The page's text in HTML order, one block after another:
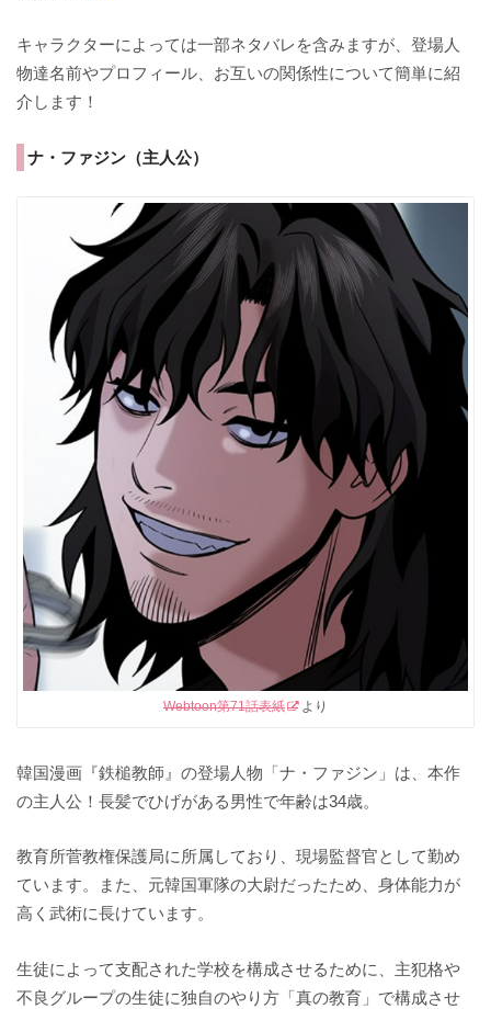
キャラクターによっては一部ネタバレを含みますが、登場人
物達名前やプロフィール、お互いの関係性について簡単に紹
介します！
ナ・ファジン（主人公）
Webtoon第71話表紙 より
韓国漫画『鉄槌教師』の登場人物「ナ・ファジン」は、本作
の主人公！長髪でひげがある男性で年齢は34歳。
教育所菅教権保護局に所属しており、現場監督官として勤め
ています。また、元韓国軍隊の大尉だったため、身体能力が
高く武術に長けています。
生徒によって支配された学校を構成させるために、主犯格や
不良グループの生徒に独自のやり方「真の教育」で構成させ